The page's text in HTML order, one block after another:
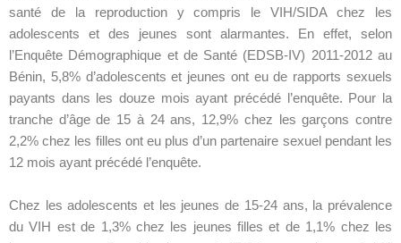
santé de la reproduction y compris le VIH/SIDA chez les
adolescents et des jeunes sont alarmantes. En effet, selon
l’Enquête Démographique et de Santé (EDSB-IV) 2011-2012 au
Bénin, 5,8% d’adolescents et jeunes ont eu de rapports sexuels
payants dans les douze mois ayant précédé l’enquête. Pour la
tranche d’âge de 15 à 24 ans, 12,9% chez les garçons contre
2,2% chez les filles ont eu plus d’un partenaire sexuel pendant les
12 mois ayant précédé l’enquête.
Chez les adolescents et les jeunes de 15-24 ans, la prévalence
du VIH est de 1,3% chez les jeunes filles et de 1,1% chez les